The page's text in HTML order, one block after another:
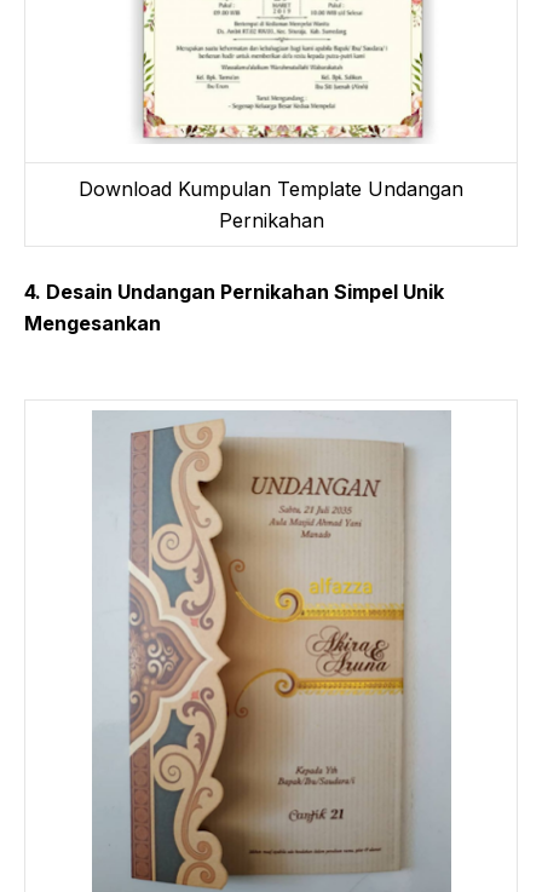
Download Kumpulan Template Undangan
Pernikahan
4. Desain Undangan Pernikahan Simpel Unik
Mengesankan